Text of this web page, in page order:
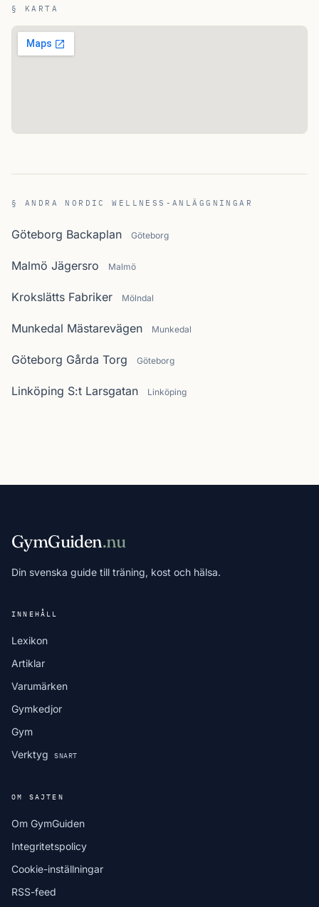
§ KARTA
§ ANDRA NORDIC WELLNESS-ANLÄGGNINGAR
Göteborg Backaplan Göteborg
Malmö Jägersro Malmö
Krokslätts Fabriker Mölndal
Munkedal Mästarevägen Munkedal
Göteborg Gårda Torg Göteborg
Linköping S:t Larsgatan Linköping
GymGuiden.nu
Din svenska guide till träning, kost och hälsa.
INNEHÅLL
Lexikon
Artiklar
Varumärken
Gymkedjor
Gym
Verktyg
SNART
OM SAJTEN
Om GymGuiden
Integritetspolicy
Cookie-inställningar
RSS-feed